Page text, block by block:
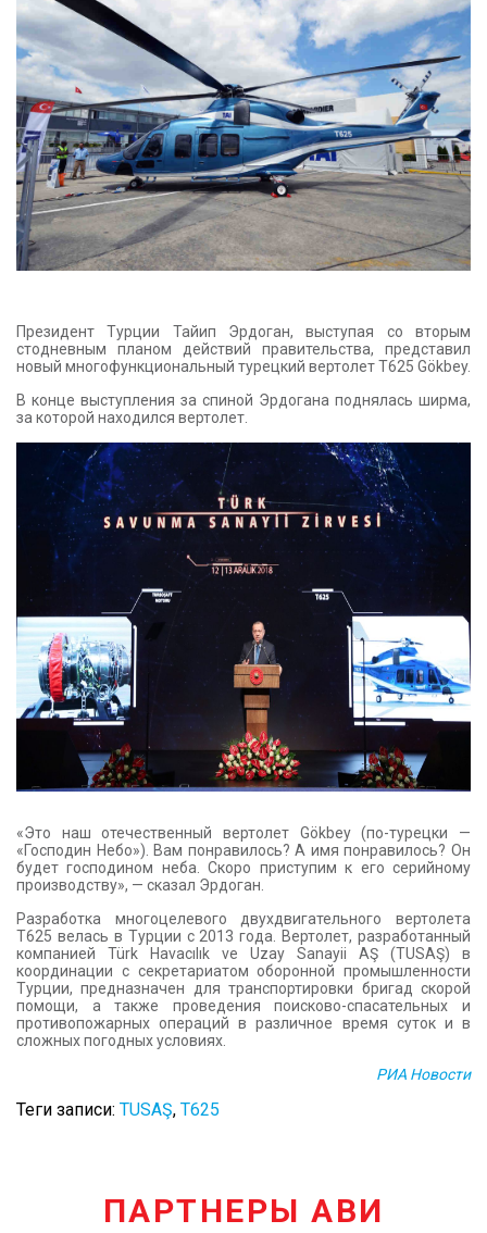
КОНТАКТЫ
Президент Турции Тайип Эрдоган, выступая со вторым
стодневным планом действий правительства, представил
новый многофункциональный турецкий вертолет T625 Gökbey.
В конце выступления за спиной Эрдогана поднялась ширма,
за которой находился вертолет.
«Это наш отечественный вертолет Gökbey (по-турецки —
«Господин Небо»). Вам понравилось? А имя понравилось? Он
будет господином неба. Скоро приступим к его серийному
производству», — сказал Эрдоган.
Разработка многоцелевого двухдвигательного вертолета
T625 велась в Турции с 2013 года. Вертолет, разработанный
компанией Türk Havacılık ve Uzay Sanayii AŞ (TUSAŞ) в
координации с секретариатом оборонной промышленности
Турции, предназначен для транспортировки бригад скорой
помощи, а также проведения поисково-спасательных и
противопожарных операций в различное время суток и в
сложных погодных условиях.
РИА Новости
Теги записи: TUSAŞ, Т625
ПАРТНЕРЫ АВИ